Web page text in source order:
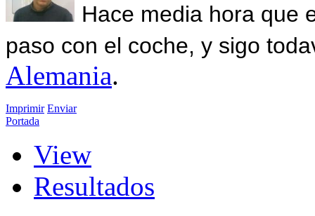
Hace media hora que
paso con el coche, y sigo
Alemania.
Imprimir Enviar
Portada
View
Resultados